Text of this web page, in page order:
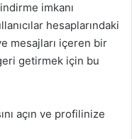
imkanı
hesaplarındaki
mesajları içeren bir
getirmek için bu
açın ve profilinize